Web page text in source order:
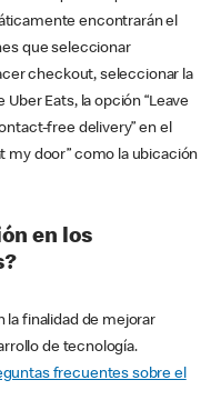
encontrarán el
que seleccionar
checkout, seleccionar la
Uber Eats, la opción “Leave
free delivery” en el
my door” como la ubicación
en los
la finalidad de mejorar
de tecnología.
frecuentes sobre el